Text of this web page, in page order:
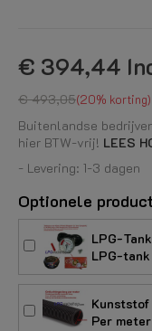
€ 394,44
€ 493,05 20% korting
Buitenlandse
hier BTW-vrij! LEES
- Levering: 1-3 dagen
Optionele
LPG-
LPG-tank
Per meter